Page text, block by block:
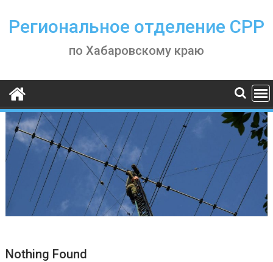
content
Региональное отделение СРР
по Хабаровскому краю
Nothing Found